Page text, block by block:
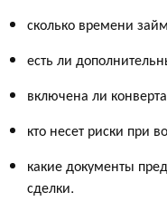
сколько времени
есть ли
включена ли
кто несет риски при
какие документы
сделки.